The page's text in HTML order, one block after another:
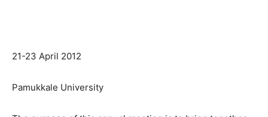
21-23 April 2012
Pamukkale University